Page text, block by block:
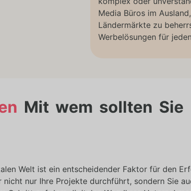
Media Büros im
Ländermärkte zu
Werbelösungen für
Mit wem sollten Sie
Welt ist ein entscheidender Faktor für den
nur Ihre Projekte durchführt, sondern Sie